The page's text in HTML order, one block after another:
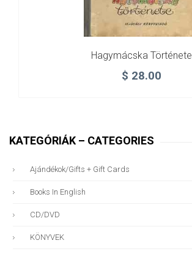
Hagymácska Története
$ 28.00
KATEGÓRIÁK – CATEGORIES
Ajándékok/gifts + Gift Cards
Books In English
CD/DVD
KÖNYVEK